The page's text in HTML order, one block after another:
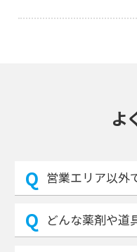
よ
営業エリア以外
どんな薬剤や道